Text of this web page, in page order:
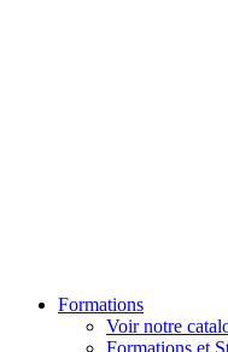
Formations
Voir notre
Formations et